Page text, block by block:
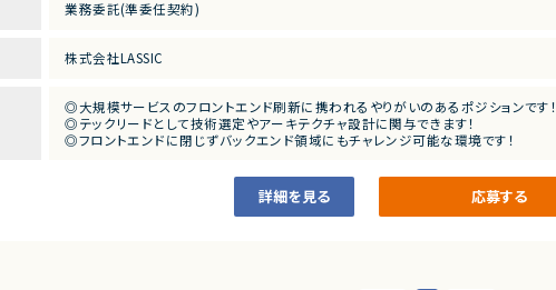
・設計
・テスト
・バックエンドエンジニアと連携するプロダクト単位のチーム体制
・週3日出社（火・水・木）※相談可能
・アジャイル開発の実務経験
・UI／UXデザインの実務経験
・デザインシステムの運用、構築経験
・バックエンド開発（JavaもしくはKotlin）の経験
業務委託(準委任契約)
株式会社LASSIC
◎大規模サービスのフロントエンド刷新に携われるやりがいのあるポジションです
◎テックリードとして技術選定やアーキテクチャ設計に関与できます！
◎フロントエンドに閉じずバックエンド領域にもチャレンジ可能な環境です！
◎ハイブリッド勤務で柔軟な働き方を実現できます！
詳細を見る 応募する